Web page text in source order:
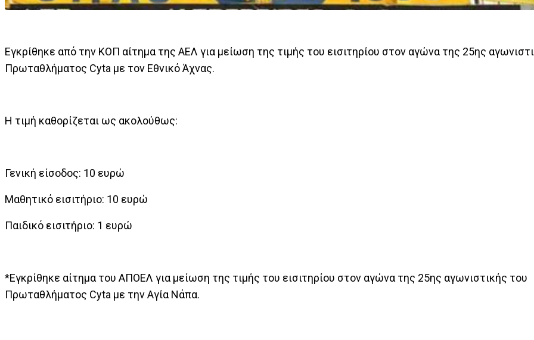
Εγκρίθηκε από την ΚΟΠ αίτημα της ΑΕΛ για μείωση της τιμής του εισιτηρίου στον αγώνα της 25ης
Πρωταθλήματος Cyta με τον Εθνικό Άχνας.
Η τιμή καθορίζεται ως ακολούθως:
Γενική είσοδος: 10 ευρώ
Μαθητικό εισιτήριο: 10 ευρώ
Παιδικό εισιτήριο: 1 ευρώ
*Εγκρίθηκε αίτημα του ΑΠΟΕΛ για μείωση της τιμής του εισιτηρίου στον αγώνα της 25ης αγωνιστικής του
Πρωταθλήματος Cyta με την Αγία Νάπα.